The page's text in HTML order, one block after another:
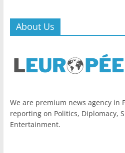
About Us
We are premium news agency in
reporting on Politics, Diplomacy,
Entertainment.